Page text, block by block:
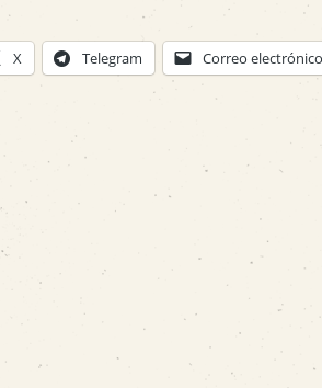
X Telegram Correo electrónico